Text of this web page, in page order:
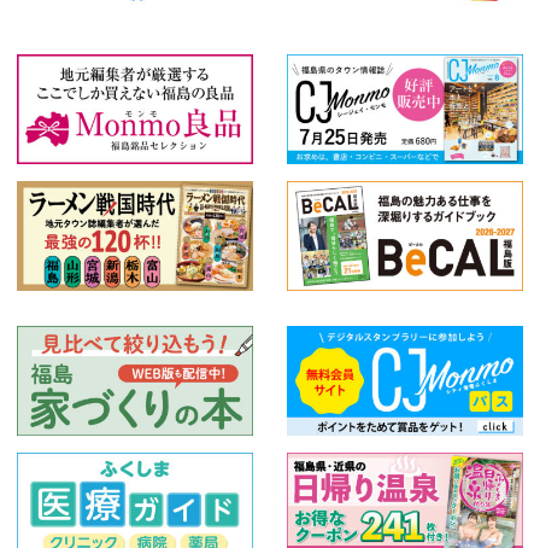
ワイン 焼酎 串焼き・焼き鳥
特産品 和食 創作料理
スイーツ うなぎ
2020年夏の宴会情報
絞り込む